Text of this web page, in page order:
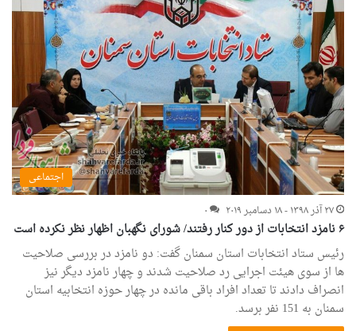
اجتماعی
۲۷ آذر ۱۳۹۸ - ۱۸ دسامبر ۲۰۱۹
۰
۶ نامزد انتخابات از دور کنار رفتند/ شورای نگهبان اظهار نظر نکرده است
رئیس ستاد انتخابات استان سمنان گفت: دو نامزد در بررسی صلاحیت
ها از سوی هیئت اجرایی رد صلاحیت شدند و چهار نامزد دیگر نیز
انصراف دادند تا تعداد افراد باقی مانده در چهار حوزه انتخابیه استان
سمنان به 151 نفر برسد.